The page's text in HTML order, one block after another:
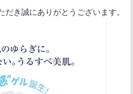
だき誠にありがとうございます。